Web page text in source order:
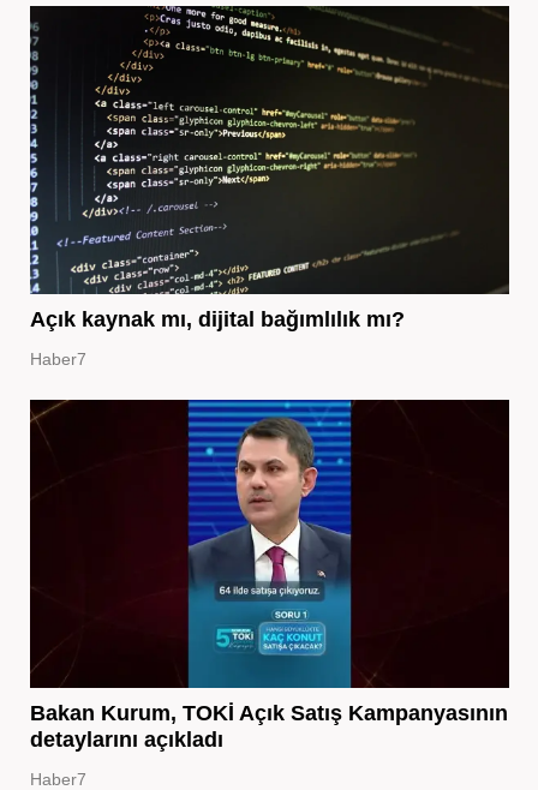
Açık kaynak mı, dijital bağımlılık mı?
Haber7
Bakan Kurum, TOKİ Açık Satış Kampanyasının
detaylarını açıkladı
Haber7